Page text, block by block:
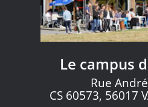
Le campus
Rue
CS 60573, 56017